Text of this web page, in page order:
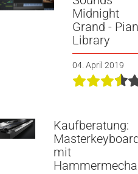
Midnight
Grand -
Library
04. April 2019
Kaufberatung:
mit